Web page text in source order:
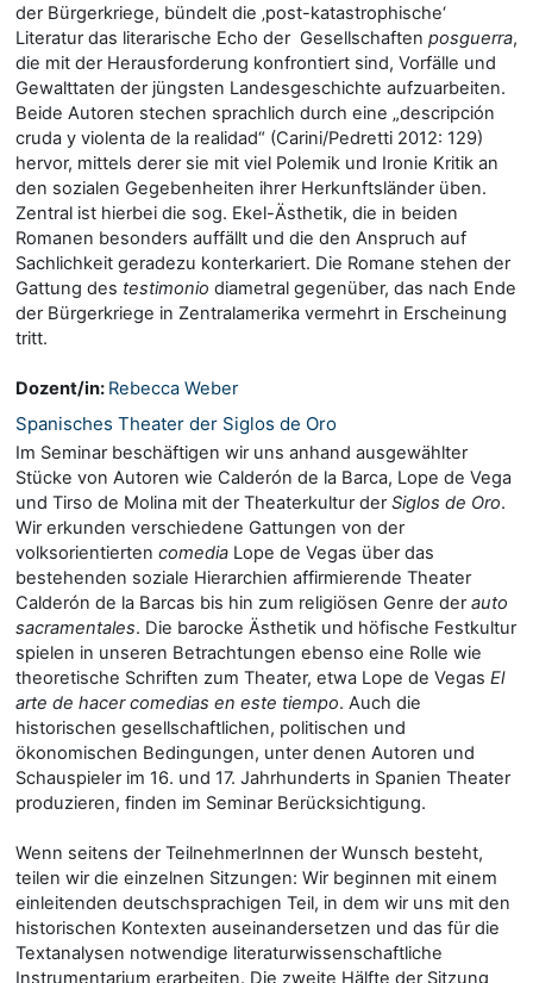
der Bürgerkriege, bündelt die ‚post-katastrophische‘
Literatur das literarische Echo der Gesellschaften posguerra,
die mit der Herausforderung konfrontiert sind, Vorfälle und
Gewalttaten der jüngsten Landesgeschichte aufzuarbeiten.
Beide Autoren stechen sprachlich durch eine „descripción
cruda y violenta de la realidad“ (Carini/Pedretti 2012: 129)
hervor, mittels derer sie mit viel Polemik und Ironie Kritik an
den sozialen Gegebenheiten ihrer Herkunftsländer üben.
Zentral ist hierbei die sog. Ekel-Ästhetik, die in beiden
Romanen besonders auffällt und die den Anspruch auf
Sachlichkeit geradezu konterkariert. Die Romane stehen der
Gattung des testimonio diametral gegenüber, das nach Ende
der Bürgerkriege in Zentralamerika vermehrt in Erscheinung
tritt.
Dozent/in: Rebecca Weber
Spanisches Theater der Siglos de Oro
Im Seminar beschäftigen wir uns anhand ausgewählter
Stücke von Autoren wie Calderón de la Barca, Lope de Vega
und Tirso de Molina mit der Theaterkultur derSiglos de Oro.
Wir erkunden verschiedene Gattungen von der
volksorientierten comedia Lope de Vegas über das
bestehenden soziale Hierarchien affirmierende Theater
Calderón de la Barcas bis hin zum religiösen Genre derauto
sacramentales. Die barocke Ästhetik und höfische Festkultur
spielen in unseren Betrachtungen ebenso eine Rolle wie
theoretische Schriften zum Theater, etwa Lope de Vegas El
arte de hacer comedias en este tiempo. Auch die
historischen gesellschaftlichen, politischen und
ökonomischen Bedingungen, unter denen Autoren und
Schauspieler im 16. und 17. Jahrhunderts in Spanien Theater
produzieren, finden im Seminar Berücksichtigung.
Wenn seitens der TeilnehmerInnen der Wunsch besteht,
teilen wir die einzelnen Sitzungen: Wir beginnen mit einem
einleitenden deutschsprachigen Teil, in dem wir uns mit den
historischen Kontexten auseinandersetzen und das für die
Textanalysen notwendige literaturwissenschaftliche
Instrumentarium erarbeiten. Die zweite Hälfte der Sitzung